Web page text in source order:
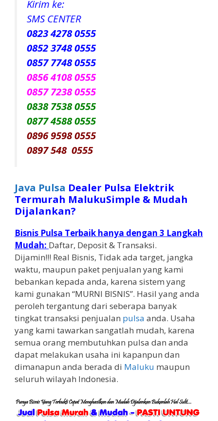
Kirim ke:
SMS CENTER
0823 4278 0555
0852 3748 0555
0857 7748 0555
0856 4108 0555
0857 7238 0555
0838 7538 0555
0877 4588 0555
0896 9598 0555
0897 548 0555
Java Pulsa Dealer Pulsa Elektrik
Termurah MalukuSimple & Mudah
Dijalankan?
Bisnis Pulsa Terbaik hanya dengan 3 Langkah
Mudah: Daftar, Deposit & Transaksi.
Dijamin!!! Real Bisnis, Tidak ada target, jangka
waktu, maupun paket penjualan yang kami
bebankan kepada anda, karena sistem yang
kami gunakan “MURNI BISNIS”. Hasil yang anda
peroleh tergantung dari seberapa banyak
tingkat transaksi penjualan pulsa anda. Usaha
yang kami tawarkan sangatlah mudah, karena
semua orang membutuhkan pulsa dan anda
dapat melakukan usaha ini kapanpun dan
dimanapun anda berada di Maluku maupun
seluruh wilayah Indonesia.